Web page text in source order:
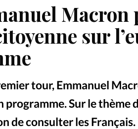
Laicité
Monde
Société
Macron
sur
tour, Emmanuel
programme. Sur le thème
de consulter les Français.